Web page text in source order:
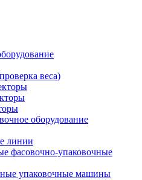
веса)
оборудование
линии
фасовочно-упаковочные
упаковочные машины